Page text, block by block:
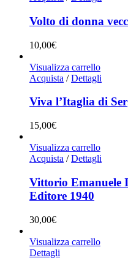
Volto di donna
10,00€
Visualizza carrello
Acquista / Dettagli
Viva l’Itaglia di
15,00€
Visualizza carrello
Acquista / Dettagli
Vittorio Emanuele
Editore 1940
30,00€
Visualizza carrello
Dettagli